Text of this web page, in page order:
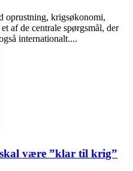
oprustning, krigsøkonomi,
af de centrale spørgsmål, der
internationalt....
være ”klar til krig”